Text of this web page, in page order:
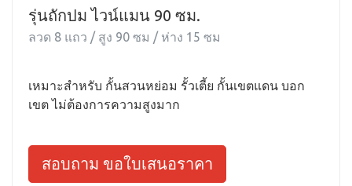
รุ่นถักปม ไวน์แมน 90 ซม.
ลวด 8 แถว / สูง 90 ซม / ห่าง 15 ซม
เหมาะสำหรับ กั้นสวนหย่อม รั้วเตี้ย กั้นเขตแดน บอก
เขต ไม่ต้องการความสูงมาก
สอบถาม ขอใบเสนอราคา